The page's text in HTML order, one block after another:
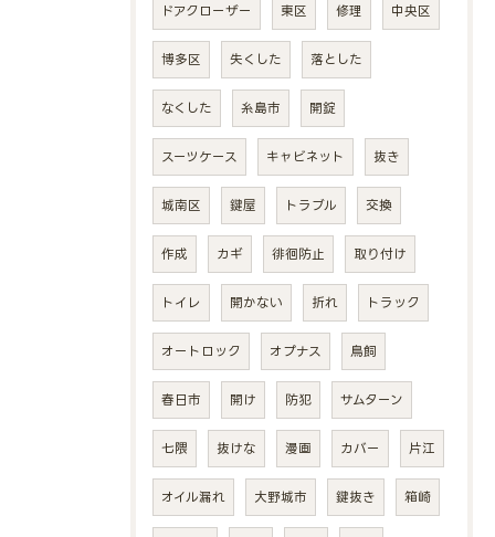
ドアクローザー 東区 修理 中央区
博多区 失くした 落とした
なくした 糸島市 開錠
スーツケース キャビネット 抜き
城南区 鍵屋 トラブル 交換
作成 カギ 徘徊防止 取り付け
トイレ 開かない 折れ トラック
オートロック オプナス 鳥飼
春日市 開け 防犯 サムターン
七隈 抜けな 漫画 カバー 片江
オイル漏れ 大野城市 鍵抜き 箱崎